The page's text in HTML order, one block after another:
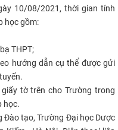
10/08/2021, thời gian tính
học gồm:
THPT;
hướng dẫn cụ thể được gửi
tờ trên cho Trường trong
học​.
Đào tạo, Trường Đại học Dược